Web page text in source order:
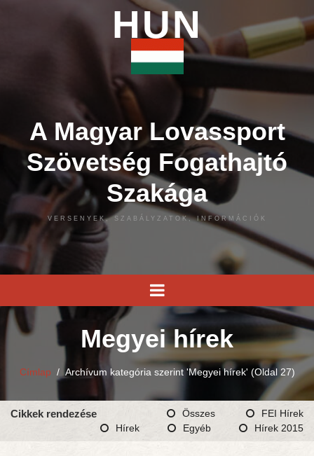
HUN
A Magyar Lovassport
Szövetség Fogathajtó
Szakága
VERSENYEK, SZABÁLYZATOK, INFORMÁCIÓK
Megyei hírek
Címlap / Archívum kategória szerint 'Megyei hírek' (Oldal 27)
Cikkek rendezése Összes
FEI Hírek
Hírek
Egyéb Hírek 2015